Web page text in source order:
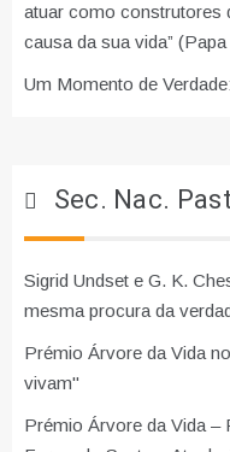
atuar como construtores
causa da sua vida”
Um Momento de
Sec. Nac.
Sigrid Undset e G. K.
mesma procura da
Prémio Árvore da Vida
vivam"
Prémio Árvore da Vida –